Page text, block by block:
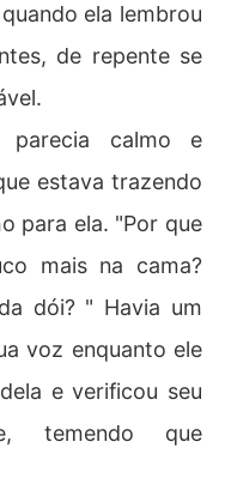
ela lembrou
de repente se
parecia calmo e
estava trazendo
para ela. "Por que
mais na cama?
dói? " Havia um
voz enquanto ele
e verificou seu
temendo que